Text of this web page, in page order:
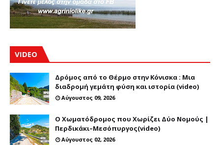
VIDEO
Δρόμος από το Θέρμο στην Κόνισκα : Μια
διαδρομή γεμάτη φύση και ιστορία (video)
Αύγουστος 09, 2026
Ο Χωματόδρομος που Χωρίζει Δύο Νομούς |
Περδικάκι–Μεσόπυργος(video)
Αύγουστος 02, 2026